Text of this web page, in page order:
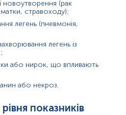
та хіміотерапії:оцінка
раннє виявлення
або рентгенологічних
тканинами.
новоутворення (рак
стравоходу);
легень (пневмонія,
легень із
або нирок, що впливають
або некроз.
показників